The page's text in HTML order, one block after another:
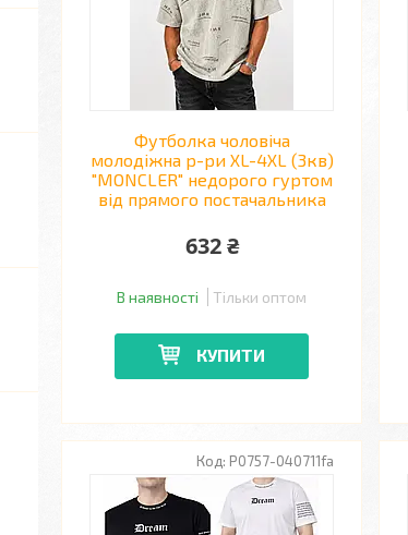
Футболка чоловіча
молодіжна р-ри XL-4XL (3кв)
"MONCLER" недорого гуртом
від прямого постачальника
632 ₴
В наявності Тільки оптом
КУПИТИ
P0757-040711fa